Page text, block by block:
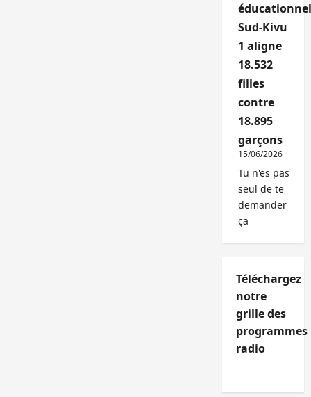
Sud-Kivu
1 aligne
18.532
filles
contre
18.895
garçons
15/06/2026
Tu n'es pas
seul de te
demander
ça
Téléchargez
notre
grille des
programmes
radio